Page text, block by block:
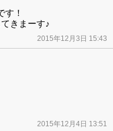
す！
きまーす♪
2015年12月3日 15:43
2015年12月4日 13:51